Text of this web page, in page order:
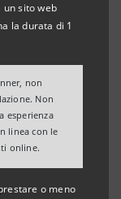
sito web
la durata di 1
non
Non
esperienza
linea con le
online.
o meno